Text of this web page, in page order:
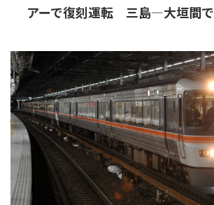
アーで復刻運転 三島―大垣間で